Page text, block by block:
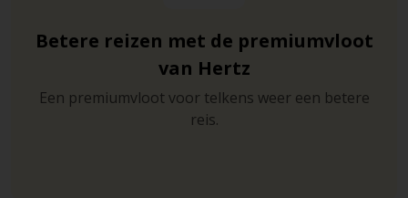
Betere reizen met de premiumvloot
van Hertz
Een premiumvloot voor telkens weer een betere
reis.